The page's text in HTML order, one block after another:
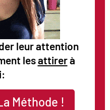
leur attention
lesattirerà
Méthode !